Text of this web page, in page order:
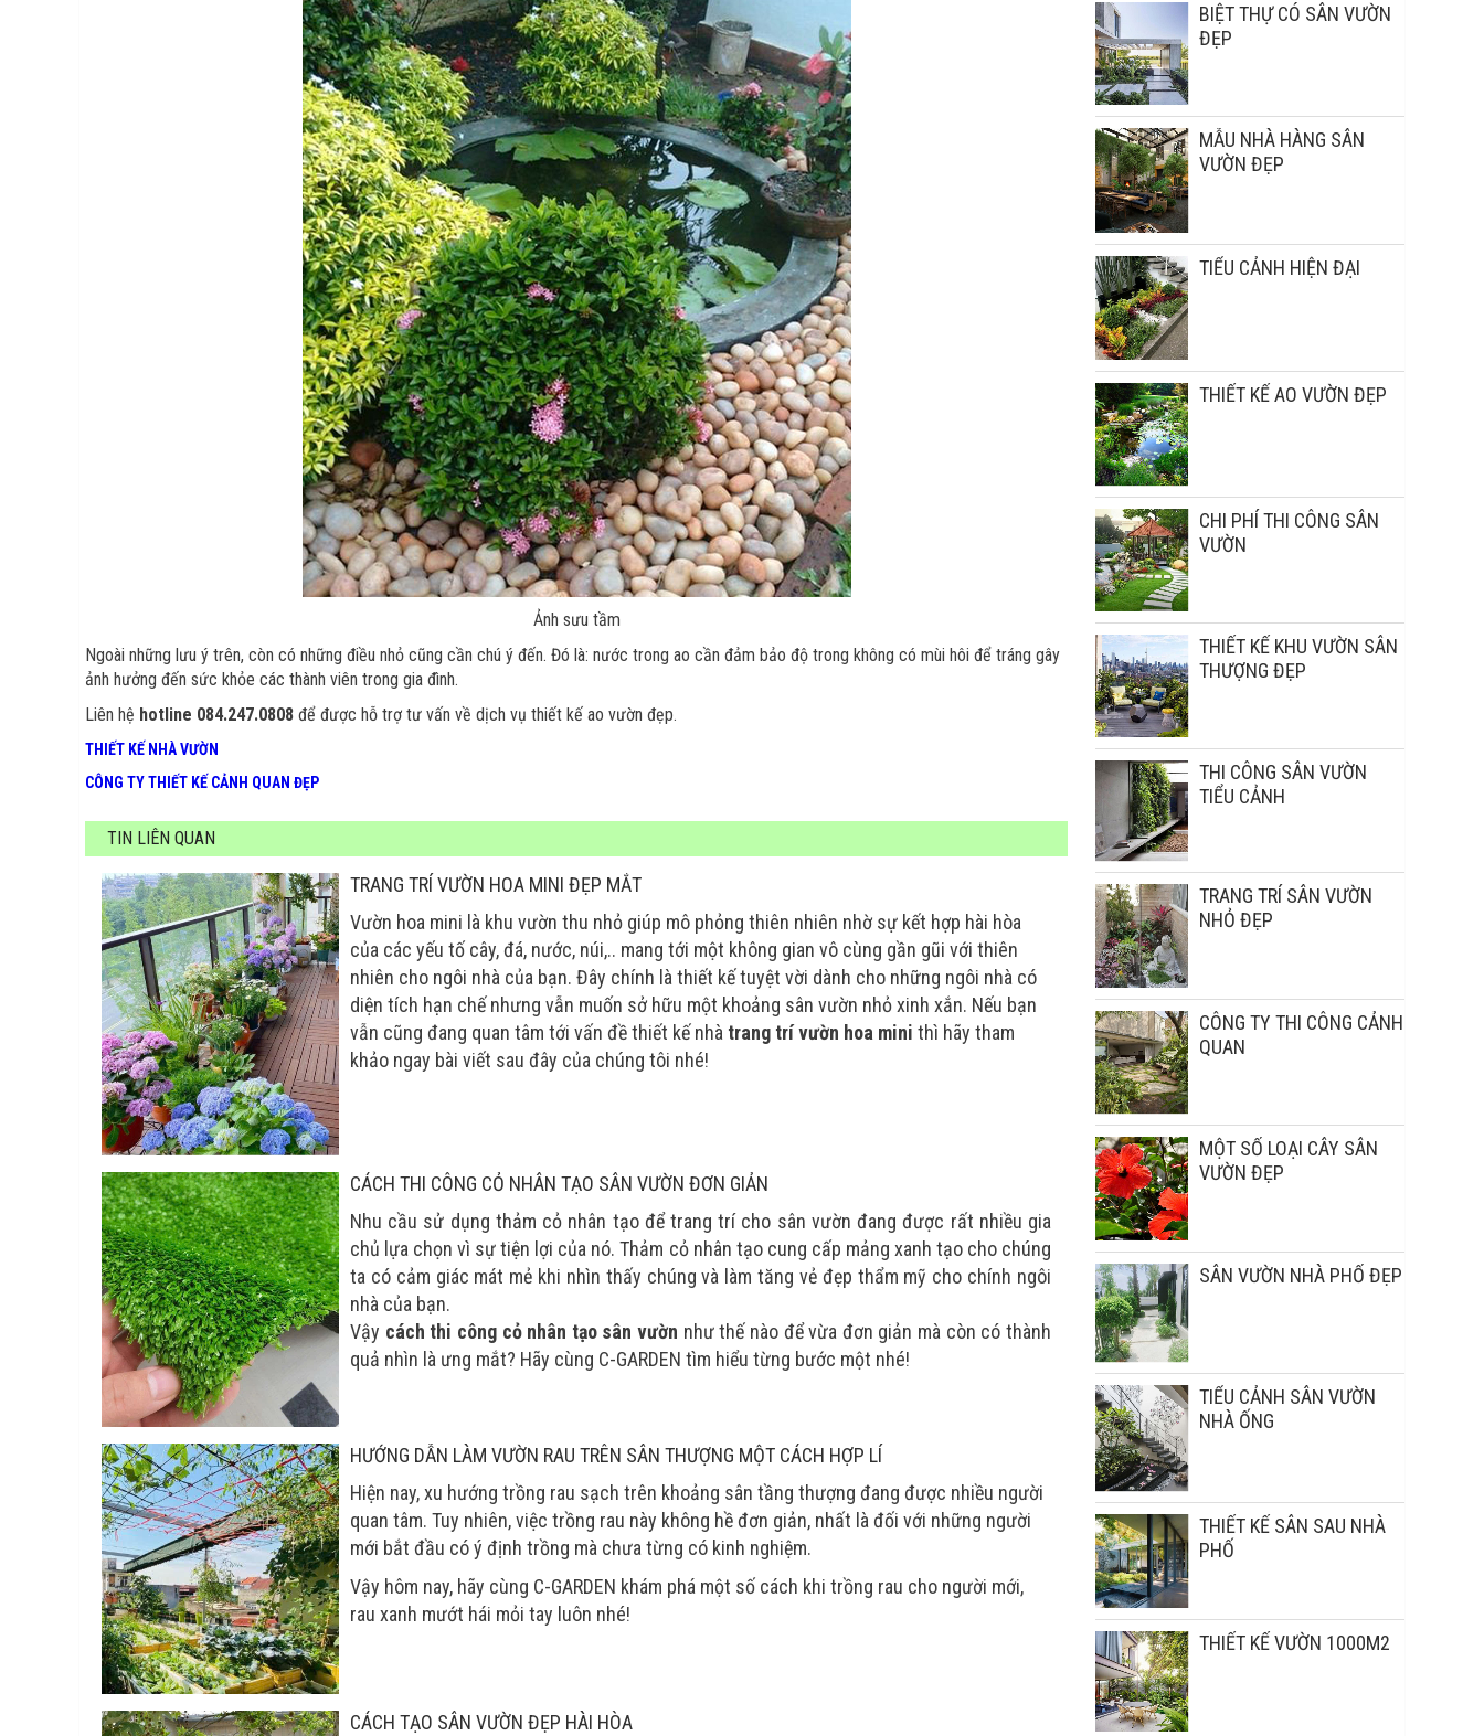
Ảnh sưu tầm
Ngoài những lưu ý trên, còn có những điều nhỏ cũng cần chú ý đến. Đó là: nước trong ao cần đảm bảo độ trong không có mùi hôi để tráng gây
ảnh hưởng đến sức khỏe các thành viên trong gia đình.
Liên hệ hotline 084.247.0808 để được hỗ trợ tư vấn về dịch vụ thiết kế ao vườn đẹp.
THIẾT KẾ NHÀ VƯỜN
CÔNG TY THIẾT KẾ CẢNH QUAN ĐẸP
TIN LIÊN QUAN
TRANG TRÍ VƯỜN HOA MINI ĐẸP MẮT
Vườn hoa mini là khu vườn thu nhỏ giúp mô phỏng thiên nhiên nhờ sự kết hợp hài hòa
của các yếu tố cây, đá, nước, núi,.. mang tới một không gian vô cùng gần gũi với thiên
nhiên cho ngôi nhà của bạn. Đây chính là thiết kế tuyệt vời dành cho những ngôi nhà có
diện tích hạn chế nhưng vẫn muốn sở hữu một khoảng sân vườn nhỏ xinh xắn. Nếu bạn
vẫn cũng đang quan tâm tới vấn đề thiết kế nhà trang trí vườn hoa mini thì hãy tham
khảo ngay bài viết sau đây của chúng tôi nhé!
CÁCH THI CÔNG CỎ NHÂN TẠO SÂN VƯỜN ĐƠN GIẢN
Nhu cầu sử dụng thảm cỏ nhân tạo để trang trí cho sân vườn đang được rất nhiều gia
chủ lựa chọn vì sự tiện lợi của nó. Thảm cỏ nhân tạo cung cấp mảng xanh tạo cho chúng
ta có cảm giác mát mẻ khi nhìn thấy chúng và làm tăng vẻ đẹp thẩm mỹ cho chính ngôi
nhà của bạn.
Vậy cách thi công cỏ nhân tạo sân vườn như thế nào để vừa đơn giản mà còn có thành
quả nhìn là ưng mắt? Hãy cùng C-GARDEN tìm hiểu từng bước một nhé!
HƯỚNG DẪN LÀM VƯỜN RAU TRÊN SÂN THƯỢNG MỘT CÁCH HỢP LÍ
Hiện nay, xu hướng trồng rau sạch trên khoảng sân tầng thượng đang được nhiều người
quan tâm. Tuy nhiên, việc trồng rau này không hề đơn giản, nhất là đối với những người
mới bắt đầu có ý định trồng mà chưa từng có kinh nghiệm.
Vậy hôm nay, hãy cùng C-GARDEN khám phá một số cách khi trồng rau cho người mới,
rau xanh mướt hái mỏi tay luôn nhé!
CÁCH TẠO SÂN VƯỜN ĐẸP HÀI HÒA
BIỆT THỰ CÓ SÂN VƯỜN
ĐẸP
MẪU NHÀ HÀNG SÂN
VƯỜN ĐẸP
TIỂU CẢNH HIỆN ĐẠI
THIẾT KẾ AO VƯỜN ĐẸP
CHI PHÍ THI CÔNG SÂN
VƯỜN
THIẾT KẾ KHU VƯỜN SÂN
THƯỢNG ĐẸP
THI CÔNG SÂN VƯỜN
TIỂU CẢNH
TRANG TRÍ SÂN VƯỜN
NHỎ ĐẸP
CÔNG TY THI CÔNG CẢNH
QUAN
MỘT SỐ LOẠI CÂY SÂN
VƯỜN ĐẸP
SÂN VƯỜN NHÀ PHỐ ĐẸP
TIỂU CẢNH SÂN VƯỜN
NHÀ ỐNG
THIẾT KẾ SÂN SAU NHÀ
PHỐ
THIẾT KẾ VƯỜN 1000M2